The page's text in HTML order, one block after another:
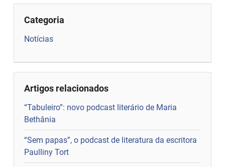
Categoria
Notícias
Artigos relacionados
“Tabuleiro”: novo podcast literário de Maria
Bethânia
“Sem papas”, o podcast de literatura da escritora
Paulliny Tort